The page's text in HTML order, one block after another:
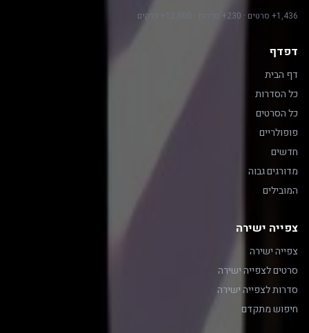
1,436+ סרטים · 230+ סדרות · 12,000+ פרקים
דפדף
דף הבית
כל הסדרות
כל הסרטים
פופולריים
חדשים
מדורגים גבוה
המובילים
צפייה ישירה
צפייה ישירה
סרטים לצפייה ישירה
סדרות לצפייה ישירה
חיפוש מתקדם